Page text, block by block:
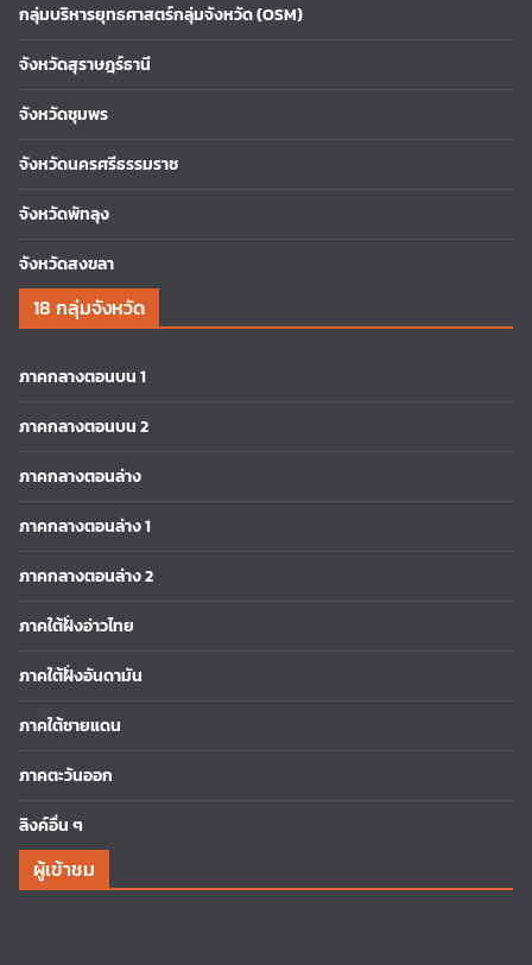
กลุ่มบริหารยุทธศาสตร์กลุ่มจังหวัด (OSM)
จังหวัดสุราษฎร์ธานี
จังหวัดชุมพร
จังหวัดนครศรีธรรมราช
จังหวัดพัทลุง
จังหวัดสงขลา
18 กลุ่มจังหวัด
ภาคกลางตอนบน 1
ภาคกลางตอนบน 2
ภาคกลางตอนล่าง
ภาคกลางตอนล่าง 1
ภาคกลางตอนล่าง 2
ภาคใต้ฝั่งอ่าวไทย
ภาคใต้ฝั่งอันดามัน
ภาคใต้ชายแดน
ภาคตะวันออก
ลิงค์อื่น ๆ
ผู้เข้าชม